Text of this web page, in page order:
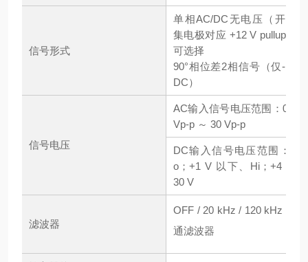
信号形式
单相AC/DC无电压（开式
集电极对应 +12 V pullup）
可选择
90°相位差2相信号（仅-限
DC）
信号电压
AC输入信号电压范围：0.3
Vp-p ～ 30 Vp-p
DC输入信号电压范围：L
o；+1 V 以下、Hi；+4 ～
30 V
滤波器
OFF / 20 kHz / 120 kHz 低
通滤波器